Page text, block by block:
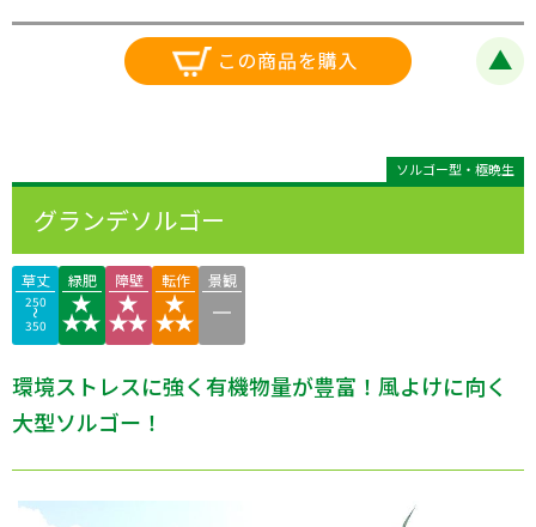
ソルゴー型・極晩生
グランデソルゴー
草丈
250
350
緑肥 障壁 転作 景観
環境ストレスに強く有機物量が豊富！風よけに向く
大型ソルゴー！